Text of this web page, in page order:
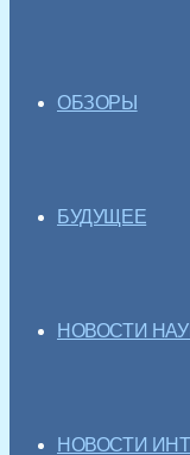
ОБЗОРЫ
БУДУЩЕЕ
НОВОСТИ
НОВОСТИ